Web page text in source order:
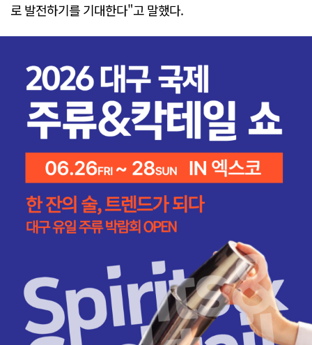
로 발전하기를 기대한다"고 말했다.